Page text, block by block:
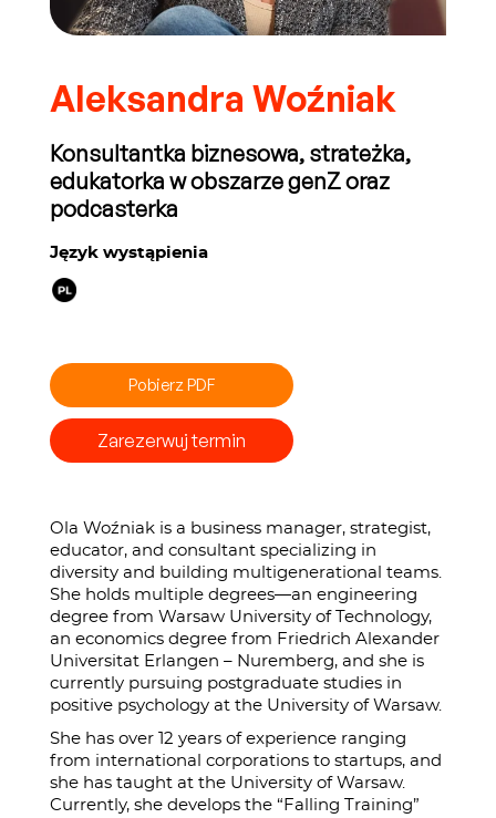
Język wystąpienia
Pobierz PDF
Zarezerwuj termin
Aleksandra Woźniak
Konsultantka biznesowa, strateżka,
edukatorka w obszarze genZ oraz
podcasterka
Ola Woźniak is a business manager, strategist,
educator, and consultant specializing in
diversity and building multigenerational teams.
She holds multiple degrees—an engineering
degree from Warsaw University of Technology,
an economics degree from Friedrich Alexander
Universitat Erlangen – Nuremberg, and she is
currently pursuing postgraduate studies in
positive psychology at the University of Warsaw.
She has over 12 years of experience ranging
from international corporations to startups, and
she has taught at the University of Warsaw.
Currently, she develops the “Falling Training”